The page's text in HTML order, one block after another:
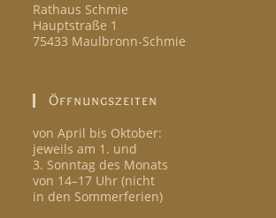
Rathaus Schmie
Hauptstraße 1
75433 Maulbronn-Schmie
Öffnungszeiten
von April bis Oktober:
jeweils am 1. und
3. Sonntag des Monats
von 14–17 Uhr (nicht
in den Sommerferien)